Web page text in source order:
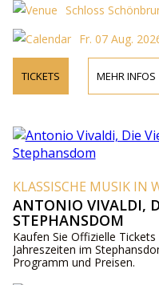
zu Künstlern, Programm
Schloss
Fr. 07 Aug.
TICKETS MEHR INFOS
KLASSISCHE MUSIK IN
ANTONIO VIVALDI,
STEPHANSDOM
Kaufen Sie Offizielle
Jahreszeiten im
Programm und Preisen.